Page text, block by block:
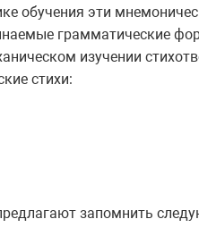
обучения эти
грамматические
изучении
стихи:
запомнить